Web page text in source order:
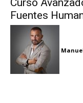
Curso
Fuentes